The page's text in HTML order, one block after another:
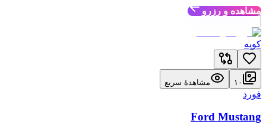
مشاهده و رزرو
کوپه
۱۰ مشاهدهٔ سریع
فورد
Ford Mustang